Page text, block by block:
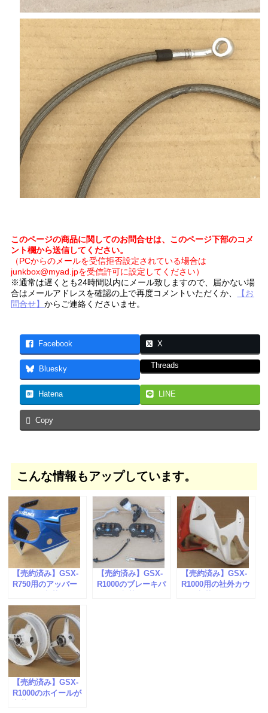
このページの商品に関してのお問合せは、このページ下部のコメ
ント欄から送信してください。
（PCからのメールを受信拒否設定されている場合は
junkbox@myad.jpを受信許可に設定してください）
※通常は遅くとも24時間以内にメール致しますので、届かない場
合はメールアドレスを確認の上で再度コメントいただくか、
【お
問合せ】からご連絡くださいませ。
Facebook X
Bluesky Threads
Hatena LINE
Copy
こんな情報もアップしています。
【売約済み】GSX-
R750用のアッパー
た。
【売約済み】GSX-
R1000のブレーキパ
【売約済み】GSX-
R1000用の社外カウ
【売約済み】GSX-
R1000のホイールが